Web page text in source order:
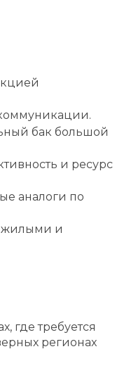
бак большой
и ресурс
аналоги по
жилыми и
где требуется
регионах